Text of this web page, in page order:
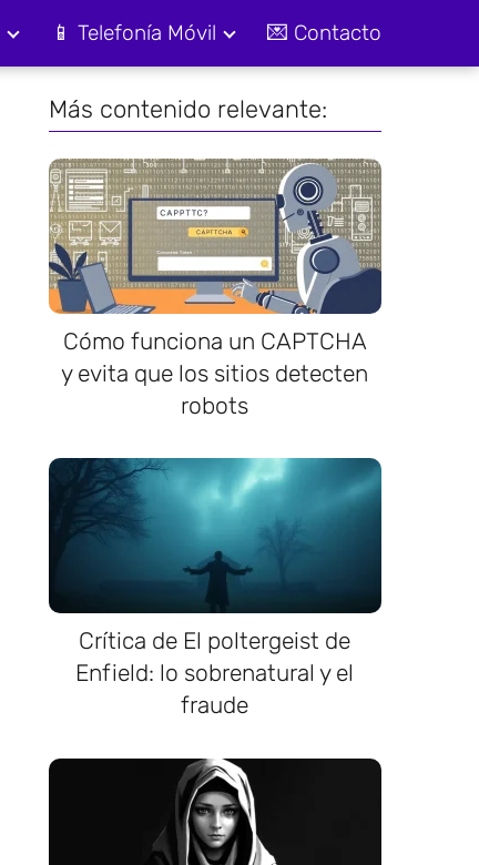
📱 Telefonía Móvil 💌 Contacto
Más contenido relevante:
Cómo funciona un CAPTCHA
y evita que los sitios detecten
robots
Crítica de El poltergeist de
Enfield: lo sobrenatural y el
fraude